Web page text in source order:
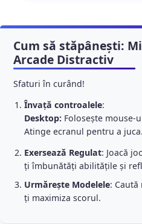
Cum să stăpânești:
Arcade Distractiv
Sfaturi în curând!
Învață controalele:
Desktop: Folosește mouse-
Atinge ecranul pentru a juca.
Exersează Regulаt: Joacă
ți îmbunătăți abilitățile și
Urmărește Modelele:
ți maximiza scorul.